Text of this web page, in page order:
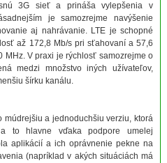
3G sieť a prináša vylepšenia v
je samozrejme navýšenie
aj nahrávanie. LTE je schopné
až 172,8 Mb/s pri sťahovaní a 57,6
MHz. V praxi je rýchlosť samozrejme o
medzi množstvo iných užívateľov,
šírku kanálu.
múdrejšiu a jednoduchšiu verziu, ktorá
to hlavne vďaka podpore umelej
aplikácií a ich oprávnenie pekne na
(napríklad v akých situáciách má